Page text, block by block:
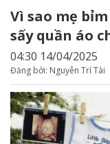
Vì sao mẹ
sấy quần áo
04:30 14/04/2025
Đăng bởi: Nguyễn Trí Tài